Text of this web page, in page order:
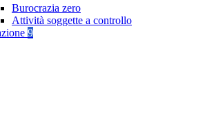
Burocrazia zero
Attività soggette a controllo
9